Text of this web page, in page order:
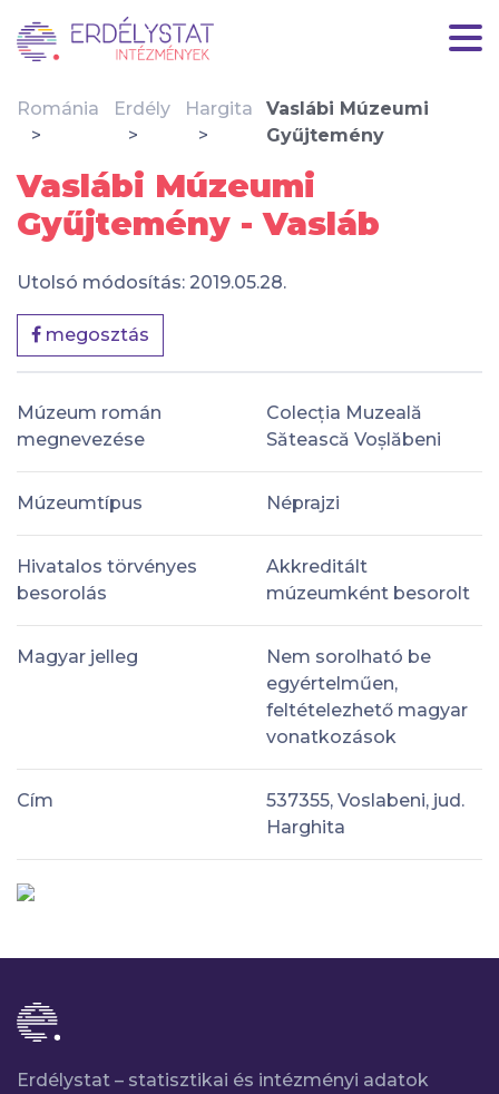
Románia Erdély Hargita
Vaslábi Múzeumi
Gyűjtemény
Vaslábi Múzeumi
Gyűjtemény - Vasláb
Utolsó módosítás: 2019.05.28.
megosztás
Múzeum román
megnevezése
Colecția Muzeală
Sătească Voșlăbeni
Múzeumtípus Néprajzi
Hivatalos törvényes
besorolás
Akkreditált
múzeumként besorolt
Magyar jelleg
Nem sorolható be
egyértelműen,
feltételezhető magyar
vonatkozások
Cím
537355, Voslabeni, jud.
Harghita
Erdélystat – statisztikai és intézményi adatok